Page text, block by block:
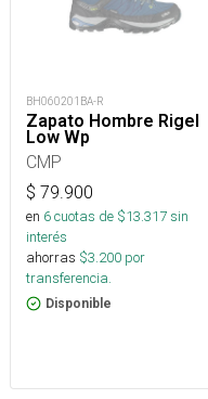
BH060201BA-R
Zapato Hombre Rigel
Low Wp
CMP
$ 79.900
en 6cuotas de $13.317sin
interés
ahorras $3.200 por
transferencia.
Disponible